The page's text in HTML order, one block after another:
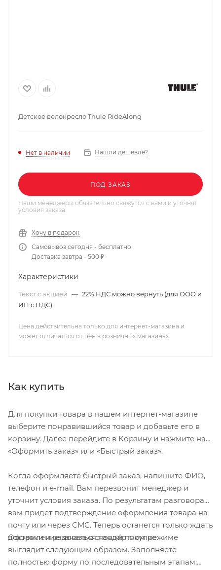
Детское велокресло Thule RideAlong
Нет в наличии Нашли дешевле?
ПОД ЗАКАЗ
Наши менеджеры обязательно свяжутся с вами и уточнят
условия заказа
Хочу в подарок
Самовывоз сегодня - бесплатно
Доставка завтра - 500 ₽
Характеристики
Текст с акцией — 22% НДС можно вернуть (для ООО и
ИП с НДС)
Цена действительна только для интернет-магазина и
может отличаться от цен в розничных магазинах
Как купить
Для покупки товара в нашем интернет-магазине
выберите понравившийся товар и добавьте его в
корзину. Далее перейдите в Корзину и нажмите на
«Оформить заказ» или «Быстрый заказ».
Когда оформляете быстрый заказ, напишите ФИО,
телефон и e-mail. Вам перезвонит менеджер и
уточнит условия заказа. По результатам разговора
вам придет подтверждение оформления товара на
почту или через СМС. Теперь останется только ждать
доставки и радоваться новой покупке.
Оформление заказа в стандартном режиме
выглядит следующим образом. Заполняете
полностью форму по последовательным этапам: